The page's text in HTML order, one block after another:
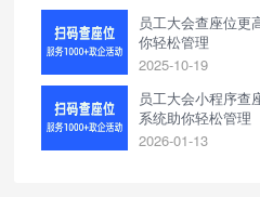
员工大会查座位更
你轻松管理
2025-10-19
员工大会小程序查
系统助你轻松管理
2026-01-13